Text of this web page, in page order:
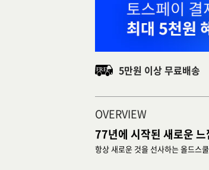
5만원 이상 무료배송
OVERVIEW
77년에 시작된 새로운
항상 새로운 것을 선사하는 올드스